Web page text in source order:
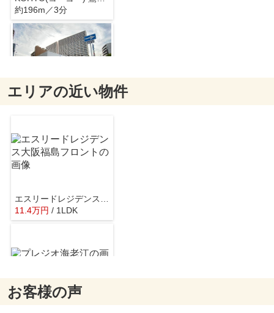
約196m／3分
イオンスタイル海老江
エリアの近い物件
11.4万円 / 1LDK
お客様の声